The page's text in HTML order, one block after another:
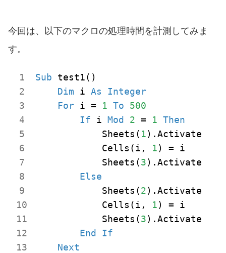
今回は、以下のマクロの処理時間を計測してみま
す。
Sub test1()
Dim i As
Integer
For i = 1 To
500
If i Mod 2 = 1 Then
            Sheets(
1).Activate
            Cells(i,
1) = i
            Sheets(
3).Activate
Else
            Sheets(
2).Activate
            Cells(i,
1) = i
            Sheets(
3).Activate
End
If
Next